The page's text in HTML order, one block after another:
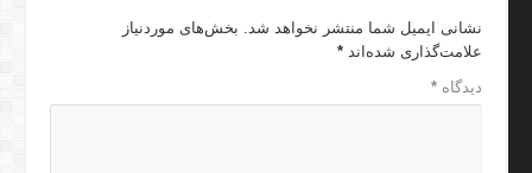
نشانی ایمیل شما منتشر نخواهد شد. بخش‌های موردنیاز
علامت‌گذاری شده‌اند*
دیدگاه*